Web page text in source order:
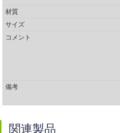
材質
サイズ
コメント
備考
関連製品